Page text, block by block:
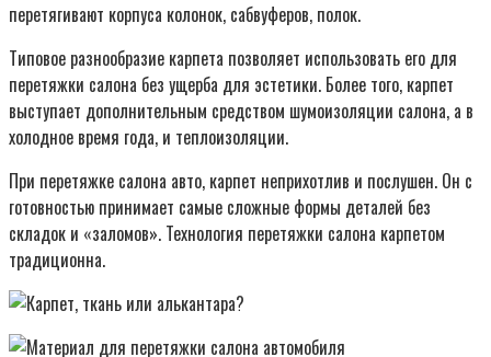
перетягивают корпуса колонок, сабвуферов, полок.
Типовое разнообразие карпета позволяет использовать его для
перетяжки салона без ущерба для эстетики. Более того, карпет
выступает дополнительным средством шумоизоляции салона, а в
холодное время года, и теплоизоляции.
При перетяжке салона авто, карпет неприхотлив и послушен. Он с
готовностью принимает самые сложные формы деталей без
складок и «заломов». Технология перетяжки салона карпетом
традиционна.